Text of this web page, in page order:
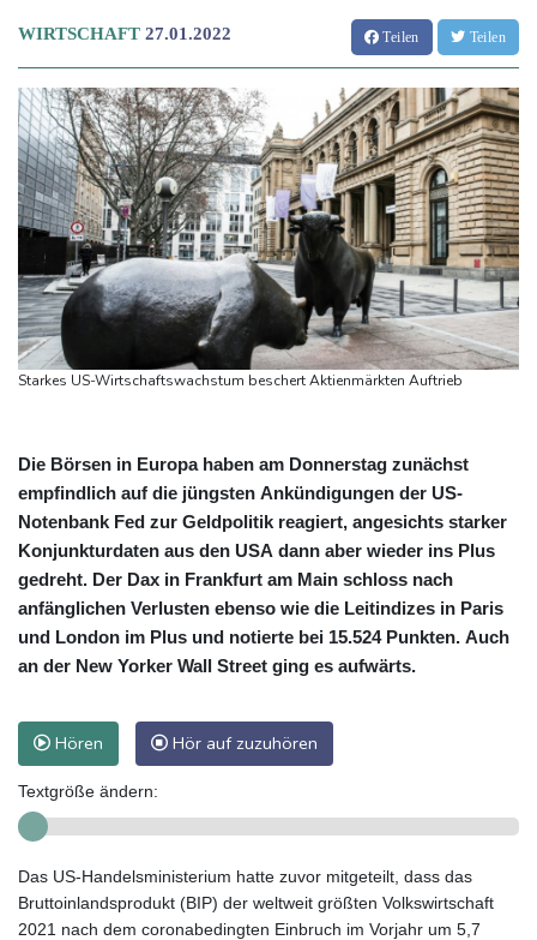
WIRTSCHAFT 27.01.2022 Teilen Teilen
Starkes US-Wirtschaftswachstum beschert Aktienmärkten Auftrieb
Die Börsen in Europa haben am Donnerstag zunächst
empfindlich auf die jüngsten Ankündigungen der US-
Notenbank Fed zur Geldpolitik reagiert, angesichts starker
Konjunkturdaten aus den USA dann aber wieder ins Plus
gedreht. Der Dax in Frankfurt am Main schloss nach
anfänglichen Verlusten ebenso wie die Leitindizes in Paris
und London im Plus und notierte bei 15.524 Punkten. Auch
an der New Yorker Wall Street ging es aufwärts.
Hören Hör auf zuzuhören
Textgröße ändern:
Das US-Handelsministerium hatte zuvor mitgeteilt, dass das
Bruttoinlandsprodukt (BIP) der weltweit größten Volkswirtschaft
2021 nach dem coronabedingten Einbruch im Vorjahr um 5,7